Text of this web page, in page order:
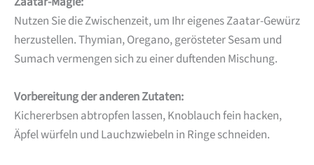
Nutzen Sie die Zwischenzeit, um Ihr eigenes Zaatar-Gewürz
herzustellen. Thymian, Oregano, gerösteter Sesam und
Sumach vermengen sich zu einer duftenden Mischung.
Vorbereitung der anderen Zutaten:
Kichererbsen abtropfen lassen, Knoblauch fein hacken,
Äpfel würfeln und Lauchzwiebeln in Ringe schneiden.